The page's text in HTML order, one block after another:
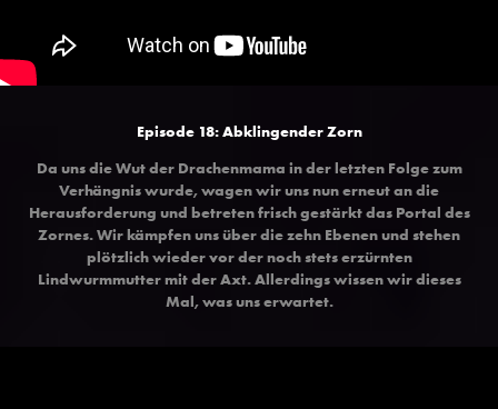
Episode 18: Abklingender Zorn
Da uns die Wut der Drachenmama in der letzten Folge zum
Verhängnis wurde, wagen wir uns nun erneut an die
Herausforderung und betreten frisch gestärkt das Portal des
Zornes. Wir kämpfen uns über die zehn Ebenen und stehen
plötzlich wieder vor der noch stets erzürnten
Lindwurmmutter mit der Axt. Allerdings wissen wir dieses
Mal, was uns erwartet.